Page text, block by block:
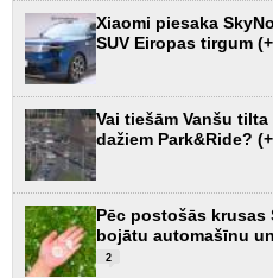
Xiaomi piesaka
SUV Eiropas tirgum
Vai tiešām Vanšu
dažiem Park&Ride?
Pēc postošās krusas
bojātu automašīnu
2